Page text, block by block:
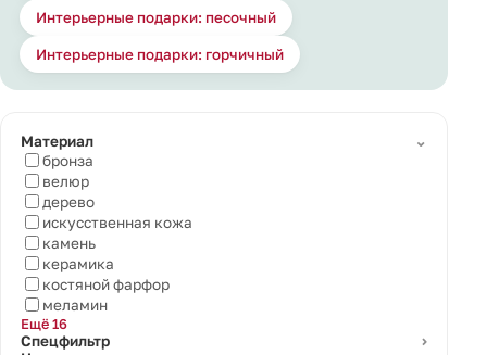
Интерьерные подарки: песочный
Интерьерные подарки: горчичный
Материал
⌄
бронза
велюр
дерево
искусственная кожа
камень
керамика
костяной фарфор
меламин
Ещё 16
Спецфильтр
⌄